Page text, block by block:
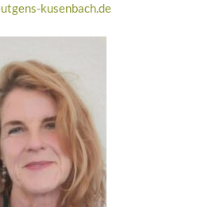
kusenbach.de